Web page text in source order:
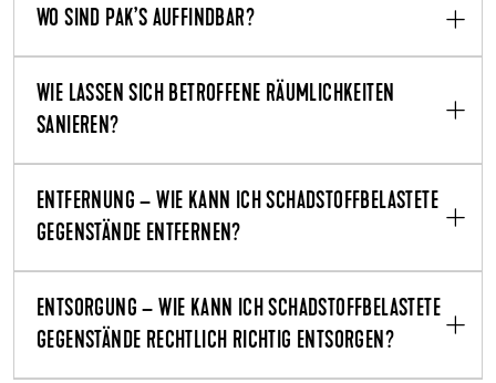
WO SIND PAK’S AUFFINDBAR?
WIE LASSEN SICH BETROFFENE RÄUMLICHKEITEN
SANIEREN?
ENTFERNUNG – WIE KANN ICH SCHADSTOFFBELASTETE
GEGENSTÄNDE ENTFERNEN?
ENTSORGUNG – WIE KANN ICH SCHADSTOFFBELASTETE
GEGENSTÄNDE RECHTLICH RICHTIG ENTSORGEN?